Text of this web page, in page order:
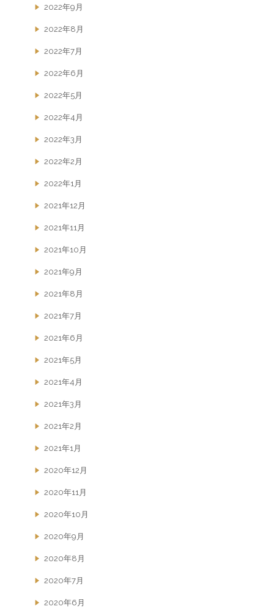
2022年9月
2022年8月
2022年7月
2022年6月
2022年5月
2022年4月
2022年3月
2022年2月
2022年1月
2021年12月
2021年11月
2021年10月
2021年9月
2021年8月
2021年7月
2021年6月
2021年5月
2021年4月
2021年3月
2021年2月
2021年1月
2020年12月
2020年11月
2020年10月
2020年9月
2020年8月
2020年7月
2020年6月